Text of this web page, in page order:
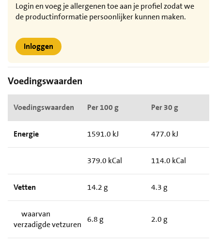
Login en voeg je allergenen toe aan je profiel zodat we
de productinformatie persoonlijker kunnen maken.
Inloggen
Voedingswaarden
Voedingswaarden Per 100 g Per 30 g
Energie 1591.0 kJ 477.0 kJ
379.0 kCal 114.0 kCal
Vetten 14.2 g 4.3 g
waarvan
verzadigde vetzuren
6.8 g 2.0 g